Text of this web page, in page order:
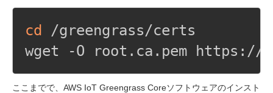
cd
/greengrass/certs
wget -O root.ca.pem https://
ここまでで、AWS IoT Greengrass Coreソフトウェアのインスト